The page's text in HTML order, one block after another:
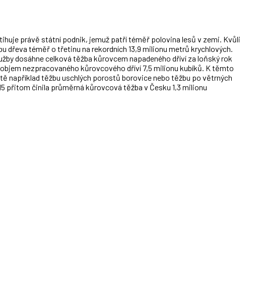
právě státní podnik, jemuž patří téměř polovina lesů v zemi. Kvůli
dřeva téměř o třetinu na rekordních 13,9 milionu metrů krychlových.
dosáhne celková těžba kůrovcem napadeného dříví za loňský rok
nezpracovaného kůrovcového dříví 7,5 milionu kubíků. K těmto
například těžbu uschlých porostů borovice nebo těžbu po větrných
přitom činila průměrná kůrovcová těžba v Česku 1,3 milionu